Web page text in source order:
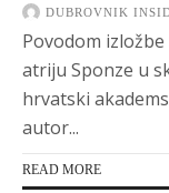
DUBROVNIK
Povodom
atriju Sponze u
hrvatski
autor...
READ MORE